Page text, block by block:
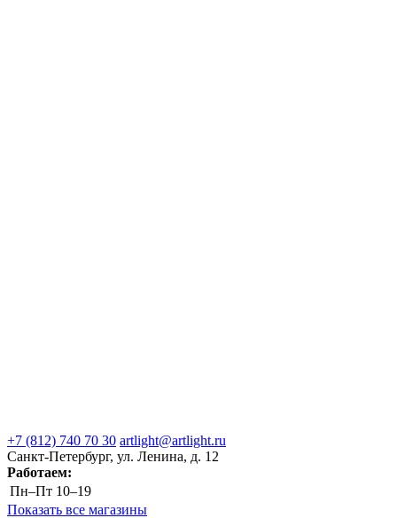
+7 (812) 740 70 30 artlight@artlight.ru
Санкт-Петербург, ул. Ленина, д. 12
Работаем:
Пн–Пт 10–19
Показать все магазины